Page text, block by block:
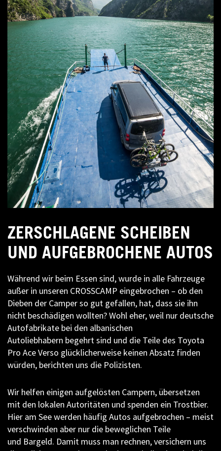
ZERSCHLAGENE SCHEIBEN
UND AUFGEBROCHENE AUTOS
Während wir beim Essen sind, wurde in alle Fahrzeuge
außer in unseren CROSSCAMP eingebrochen – ob den
Dieben der Camper so gut gefallen, hat, dass sie ihn
nicht beschädigen wollten? Wohl eher, weil nur deutsche
Autofabrikate bei den albanischen
Autoliebhabern begehrt sind und die Teile des Toyota
Pro Ace Verso glücklicherweise keinen Absatz finden
würden, berichten uns die Polizisten.
Wir helfen einigen aufgelösten Campern, übersetzen
mit den lokalen Autoritäten und spenden ein Trostbier.
Hier am See werden häufig Autos aufgebrochen – meist
verschwinden aber nur die beweglichen Teile
und Bargeld. Damit muss man rechnen, versichern uns